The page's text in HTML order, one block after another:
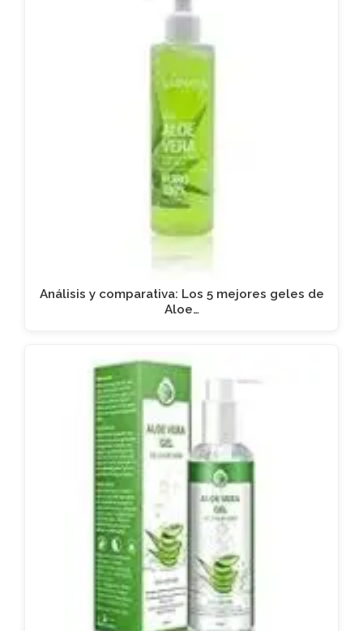
Análisis y comparativa: Los 5 mejores geles de
Aloe…